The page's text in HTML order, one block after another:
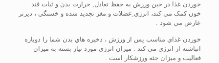
خوردن غذا در حين ورزش به حفظ تعادل ِ حرارت بدن و ثبات قند
خون کمک مي کند، انرژي ِعضلات و مغز تجديد شده و خستگي ، ديرتر
عارض مي شود .
خوردن غذاي مناسب پس از ورزش ، ذخيره هاي بدن شما را دوباره
انباشته از انرژي مي کند . ميزان انرژي مورد نياز بسته به ميزان
فعاليت و ميزان جثه ورزشکار است .